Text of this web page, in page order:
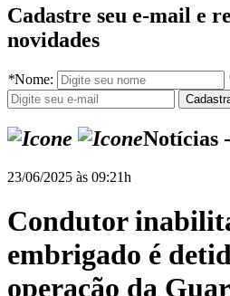
Cadastre seu e-mail e
novidades
*Nome:
Notícias
23/06/2025 às 09:21h
Condutor
embrigado é
operação da